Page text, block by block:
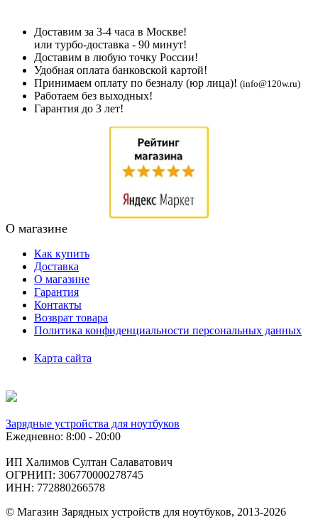
Доставим за 3-4 часа в Москве!
или турбо-доставка - 90 минут!
Доставим в любую точку России!
Удобная оплата банковской картой!
Принимаем оплату по безналу (юр лица)! (info@120w.ru)
Работаем без выходных!
Гарантия до 3 лет!
О магазине
Как купить
Доставка
О магазине
Гарантия
Контакты
Возврат товара
Политика конфиденциальности персональных данных
Карта сайта
Зарядные устройства для ноутбуков
Ежедневно: 8:00 - 20:00
ИП Халимов Султан Салаватович
ОГРНИП: 306770000278745
ИНН: 772880266578
© Магазин Зарядных устройств для ноутбуков, 2013-2026